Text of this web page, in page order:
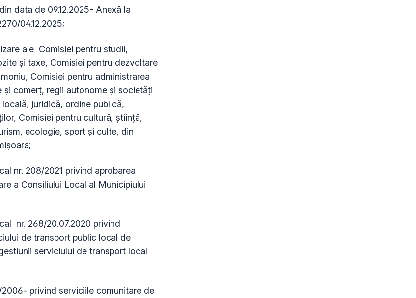
data de 09.12.2025- Anexă la
04.12.2025;
ale Comisiei pentru studii,
şi taxe, Comisiei pentru dezvoltare
Comisiei pentru administrarea
şi comerţ, regii autonome şi societăţi
juridică, ordine publică,
Comisiei pentru cultură, ştiinţă,
ecologie, sport şi culte, din
nr. 208/2021 privind aprobarea
a Consiliului Local al Municipiului
nr. 268/20.07.2020 privind
de transport public local de
serviciului de transport local
privind serviciile comunitare de